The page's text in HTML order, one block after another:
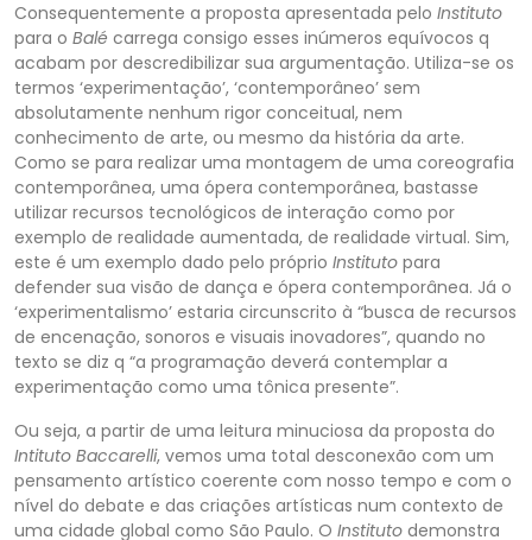
Consequentemente a proposta apresentada pelo Instituto
para o Balé carrega consigo esses inúmeros equívocos q
acabam por descredibilizar sua argumentação. Utiliza-se os
termos ‘experimentação’, ‘contemporâneo’ sem
absolutamente nenhum rigor conceitual, nem
conhecimento de arte, ou mesmo da história da arte.
Como se para realizar uma montagem de uma coreografia
contemporânea, uma ópera contemporânea, bastasse
utilizar recursos tecnológicos de interação como por
exemplo de realidade aumentada, de realidade virtual. Sim,
este é um exemplo dado pelo próprio Instituto para
defender sua visão de dança e ópera contemporânea. Já o
‘experimentalismo’ estaria circunscrito à “busca de recursos
de encenação, sonoros e visuais inovadores”, quando no
texto se diz q “a programação deverá contemplar a
experimentação como uma tônica presente”.
Ou seja, a partir de uma leitura minuciosa da proposta do
Intituto Baccarelli, vemos uma total desconexão com um
pensamento artístico coerente com nosso tempo e com o
nível do debate e das criações artísticas num contexto de
uma cidade global como São Paulo. O Instituto demonstra